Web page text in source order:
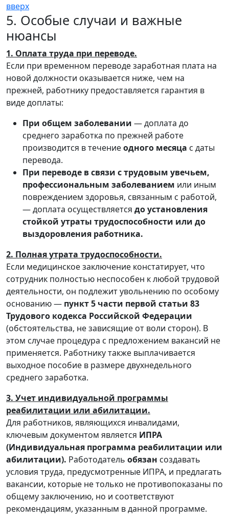
вверх
5. Особые случаи и важные
нюансы
1. Оплата труда при переводе.
Если при временном переводе заработная плата на
новой должности оказывается ниже, чем на
прежней, работнику предоставляется гарантия в
виде доплаты:
При общем заболевании — доплата до
среднего заработка по прежней работе
производится в течениеодного месяца с даты
перевода.
При переводе в связи с трудовым увечьем,
профессиональным заболеванием или иным
повреждением здоровья, связанным с работой,
— доплата осуществляется до установления
стойкой утраты трудоспособности или до
выздоровления работника.
2. Полная утрата трудоспособности.
Если медицинское заключение констатирует, что
сотрудник полностью неспособен к любой трудовой
деятельности, он подлежит увольнению по особому
основанию — пункт 5 части первой статьи 83
Трудового кодекса Российской Федерации
(обстоятельства, не зависящие от воли сторон). В
этом случае процедура с предложением вакансий не
применяется. Работнику также выплачивается
выходное пособие в размере двухнедельного
среднего заработка.
3. Учет индивидуальной программы
реабилитации или абилитации.
Для работников, являющихся инвалидами,
ключевым документом является ИПРА
(Индивидуальная программа реабилитации или
абилитации). Работодатель обязан создавать
условия труда, предусмотренные ИПРА, и предлагать
вакансии, которые не только не противопоказаны по
общему заключению, но и соответствуют
рекомендациям, указанным в данной программе.